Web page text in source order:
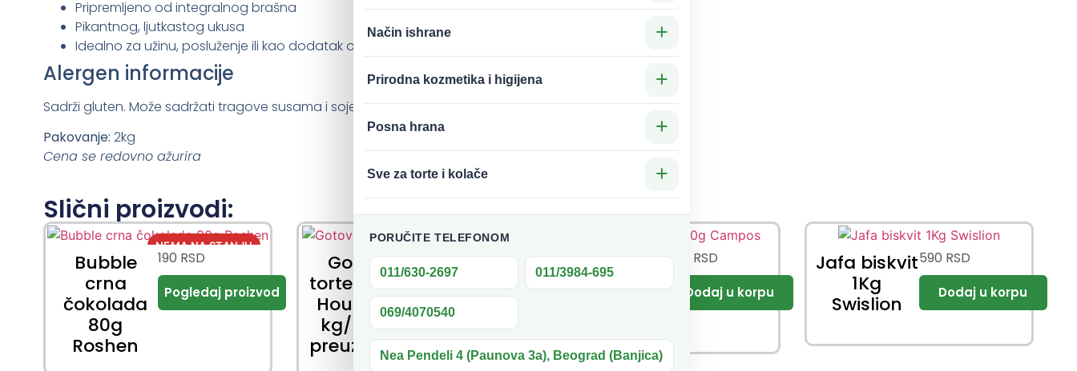
Način ishrane +
Prirodna kozmetika i higijena +
Posna hrana +
Sve za torte i kolače +
PORUČITE TELEFONOM
011/630-2697 011/3984-695
069/4070540
Nea Pendeli 4 (Paunova 3a), Beograd (Banjica)
Pripremljeno od integralnog brašna
Pikantnog, ljutkastog ukusa
Idealno za užinu, posluženje ili kao dodatak obroku
Alergen informacije
Sadrži gluten. Može sadržati tragove susama i soje.
Pakovanje: 2kg
Cena se redovno ažurira
Slični proizvodi:
Bubble
crna
čokolada
80g
Roshen
190 RSD
Gotove
torte Sweet
House 3,3
kg/ lično
preuzimanj
3.300RSD
Posne
vanilice
470 RSD
Jafa biskvit
1Kg
Swislion
590 RSD